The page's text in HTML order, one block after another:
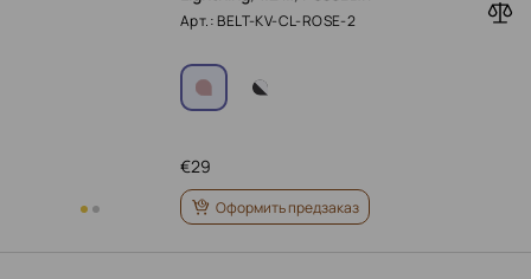
Арт.: BELT-KV-CL-ROSE-2
29
€
Оформить предзаказ